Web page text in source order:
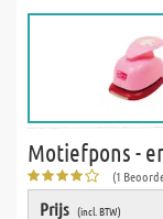
Motiefpons -
(1
Prijs (incl. BTW)